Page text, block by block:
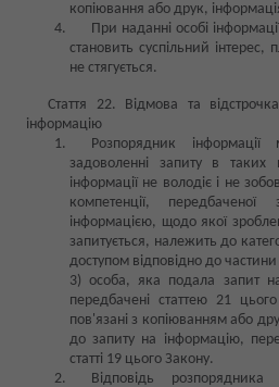
копіювання або друк,
При наданні особі
становить суспільний інтерес,
не стягується.
Стаття 22. Відмова та
інформацію
Розпорядник
задоволенні запиту в
інформації не володіє і не
компетенції, передбаченої
інформацією, щодо якої
запитується, належить до
доступом відповідно до частини
3) особа, яка подала запит
передбачені статтею 21
пов'язані з копіюванням або
до запиту на інформацію,
статті 19 цього Закону.
Відповідь